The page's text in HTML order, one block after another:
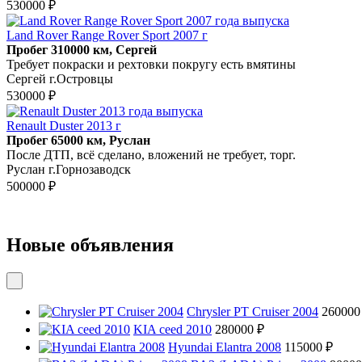
530000 ₽
Land Rover Range Rover Sport 2007 г
Пробег 310000 км, Сергей
Требует покраски и рехтовки покругу есть вмятины
Сергей г.Островцы
530000 ₽
Renault Duster 2013 г
Пробег 65000 км, Руслан
После ДТП, всё сделано, вложений не требует, торг.
Руслан г.Горнозаводск
500000 ₽
Новые объявления
Chrysler PT Cruiser 2004
KIA ceed 2010 280000 ₽
Hyundai Elantra 2008 115000 ₽